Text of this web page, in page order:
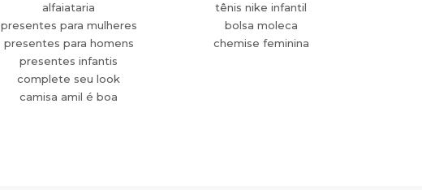
alfaiataria
presentes para mulheres
presentes para homens
presentes infantis
complete seu look
camisa amil é boa
tênis nike infantil
bolsa moleca
chemise feminina